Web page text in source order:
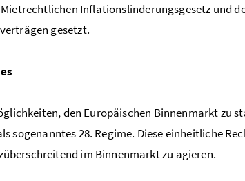
Inflationslinderungsgesetz und
gesetzt.
den Europäischen Binnenmarkt zu
sogenanntes 28. Regime. Diese einheitliche
im Binnenmarkt zu agieren.